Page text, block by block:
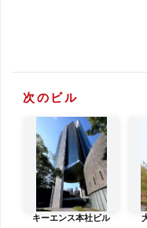
次のビル
キーエンス本社ビル